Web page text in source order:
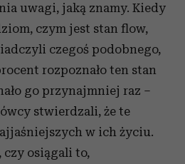
uwagi, jaką znamy. Kiedy
czym jest stan flow,
czegoś podobnego,
rozpoznało ten stan
go przynajmniej raz –
stwierdzali, że te
w ich życiu.
czy osiągali to,